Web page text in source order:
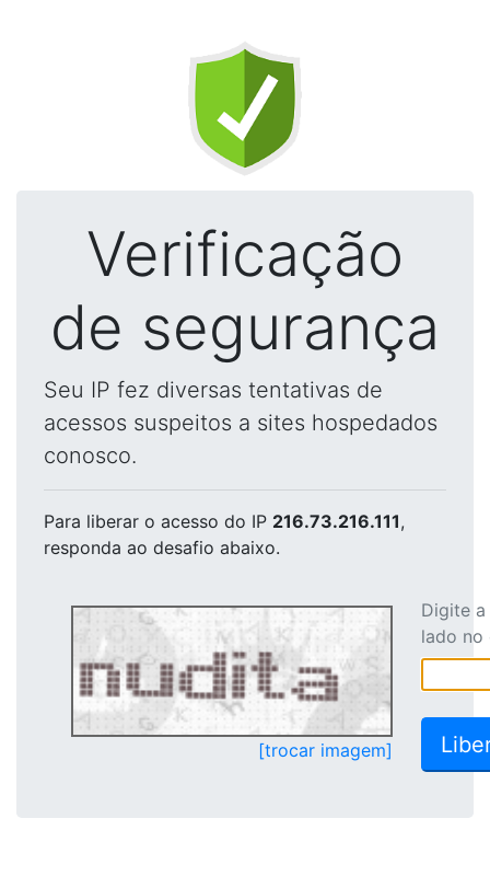
Verificação
de segurança
Seu IP fez diversas tentativas de
acessos suspeitos a sites hospedados
conosco.
Para liberar o acesso do IP 216.73.216.111,
responda ao desafio abaixo.
[trocar imagem]
Digite
lado no